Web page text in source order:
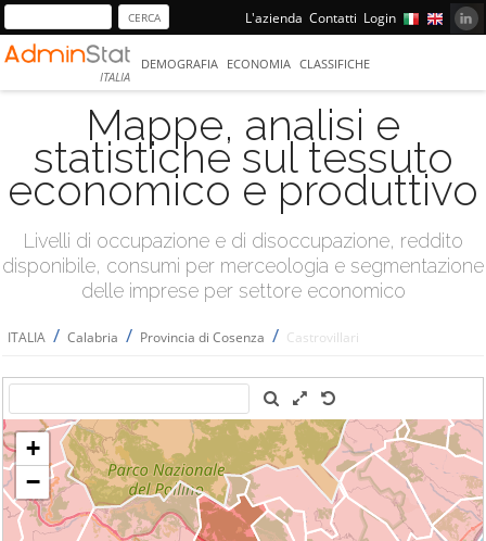
L'azienda Contatti Login
ITALIA
DEMOGRAFIA ECONOMIA CLASSIFICHE
Mappe, analisi e
statistiche sul tessuto
economico e produttivo
Livelli di occupazione e di disoccupazione, reddito
disponibile, consumi per merceologia e segmentazione
delle imprese per settore economico
ITALIA / Calabria / Provincia di Cosenza / Castrovillari